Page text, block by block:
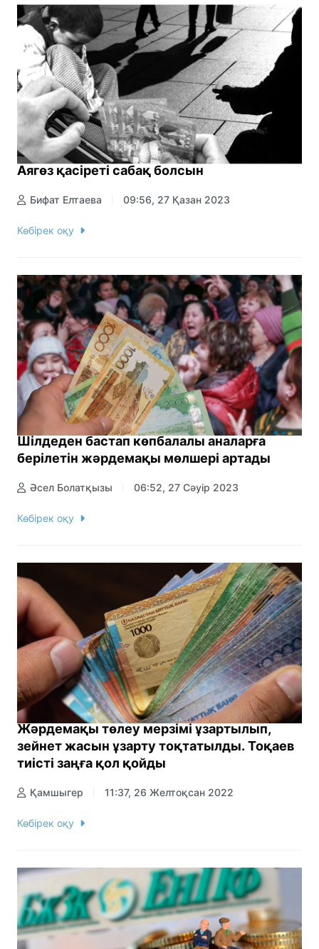
Аягөз қасіреті сабақ болсын
Бифат Елтаева 09:56, 27 Қазан 2023
Көбірек оқу
Шілдеден бастап көпбалалы аналарға
берілетін жәрдемақы мөлшері артады
Әсел Болатқызы 06:52, 27 Сәуір 2023
Көбірек оқу
Жәрдемақы төлеу мерзімі ұзартылып,
зейнет жасын ұзарту тоқтатылды. Тоқаев
тиісті заңға қол қойды
Қамшыгер 11:37, 26 Желтоқсан 2022
Көбірек оқу